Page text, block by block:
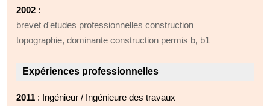
2002 :
brevet d'etudes professionnelles construction
topographie, dominante construction permis b, b1
Expériences professionnelles
2011 : Ingénieur / Ingénieure des travaux